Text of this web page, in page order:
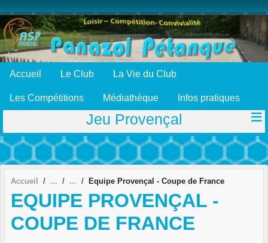
Accueil Le Club La Vie du Club
Les Compétitions Médiathèque Infos pratiques
Jeu Provençal
Accueil Equipe Provençal - Coupe de France
EQUIPE PROVENÇAL -
COUPE DE FRANCE